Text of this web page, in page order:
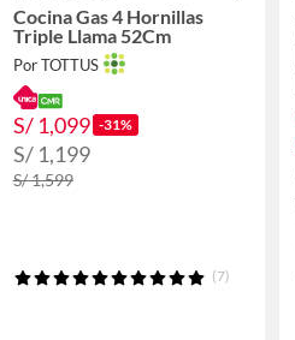
Cocina Gas 4 Hornillas
Triple Llama 52Cm
Por TOTTUS
S/ 1,099 -31%
S/ 1,199
S/ 1,599
(7)